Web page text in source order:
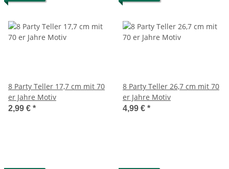
8 Party Teller 17,7 cm mit 70
er Jahre Motiv
2,99 € *
8 Party Teller 26,7 cm mit 70
er Jahre Motiv
4,99 € *